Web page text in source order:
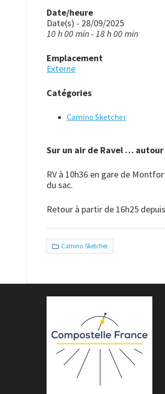
Date/heure
Date(s) - 28/09/2025
10 h 00 min - 18 h 00 min
Emplacement
Externe
Catégories
Camino Sketcher
Sur un air de Ravel …
RV à 10h36 en gare de
du sac.
Retour à partir de 16h25
Camino Sketcher